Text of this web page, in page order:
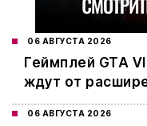
06 АВГУСТА 2026
Геймплей GTA
ждут от
06 АВГУСТА 2026